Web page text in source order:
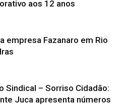
aos 12 anos
empresa Fazanaro em Rio
Sindical – Sorriso Cidadão:
Juca apresenta números